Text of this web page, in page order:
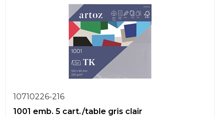
10710226-216
1001 emb. 5 cart./table gris clair